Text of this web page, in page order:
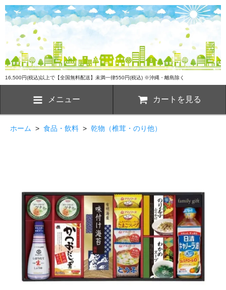
16,500円(税込)以上で【全国無料配送】未満一律550円(税込) ※沖縄・離島除く
メニュー カートを見る
ホーム > 食品・飲料 > 乾物（椎茸・のり他）